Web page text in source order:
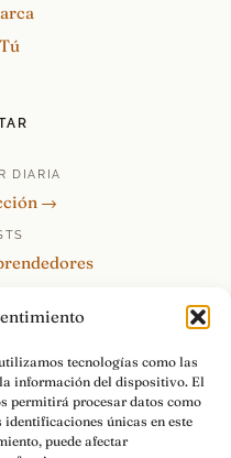
tecnologías como las
información del dispositivo. El
permitirá procesar datos como
únicas en este
puede afectar
DIARIA
→
→